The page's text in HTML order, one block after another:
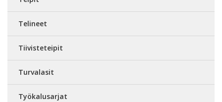
Telineet
Tiivisteteipit
Turvalasit
Työkalusarjat